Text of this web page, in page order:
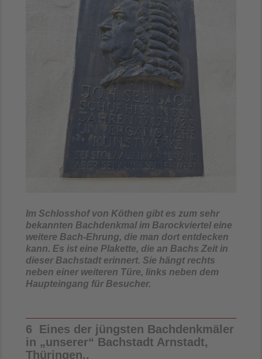
Im Schlosshof von Köthen gibt es zum sehr
bekannten Bachdenkmal im Barockviertel eine
weitere Bach-Ehrung, die man dort entdecken
kann. Es ist eine Plakette, die an Bachs Zeit in
dieser Bachstadt erinnert. Sie hängt rechts
neben einer weiteren Türe, links neben dem
Haupteingang für Besucher.
6 Eines der jüngsten Bachdenkmäler
in „unserer“ Bachstadt Arnstadt,
Thüringen..